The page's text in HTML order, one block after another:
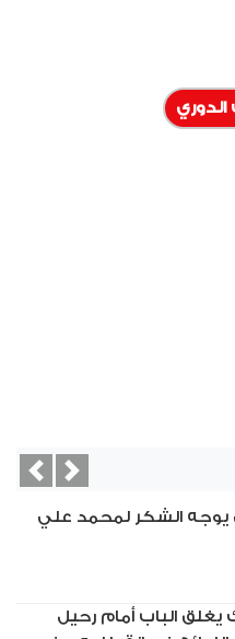
يوجه الشكر لمحمد علي
يغلق الباب أمام رحيل
Next